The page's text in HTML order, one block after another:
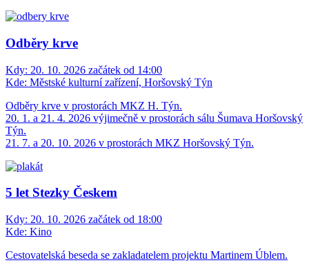
Odběry krve
Kdy: 20. 10. 2026 začátek od 14:00
Kde: Městské kulturní zařízení, Horšovský Týn
Odběry krve v prostorách MKZ H. Týn.
20. 1. a 21. 4. 2026 výjimečně v prostorách sálu Šumava Horšovský
Týn.
21. 7. a 20. 10. 2026 v prostorách MKZ Horšovský Týn.
5 let Stezky Českem
Kdy: 20. 10. 2026 začátek od 18:00
Kde: Kino
Cestovatelská beseda se zakladatelem projektu Martinem Úblem.